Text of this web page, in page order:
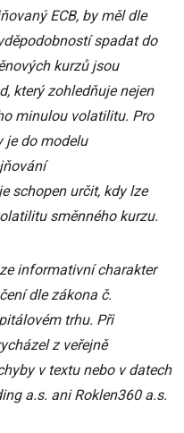
ECB, by měl dle
spadat do
kurzů jsou
který zohledňuje nejen
minulou volatilitu. Pro
je do modelu
schopen určit, kdy lze
směnného kurzu.
informativní charakter
dle zákona č.
trhu. Při
z veřejně
v textu nebo v datech
a.s. ani Roklen360 a.s.